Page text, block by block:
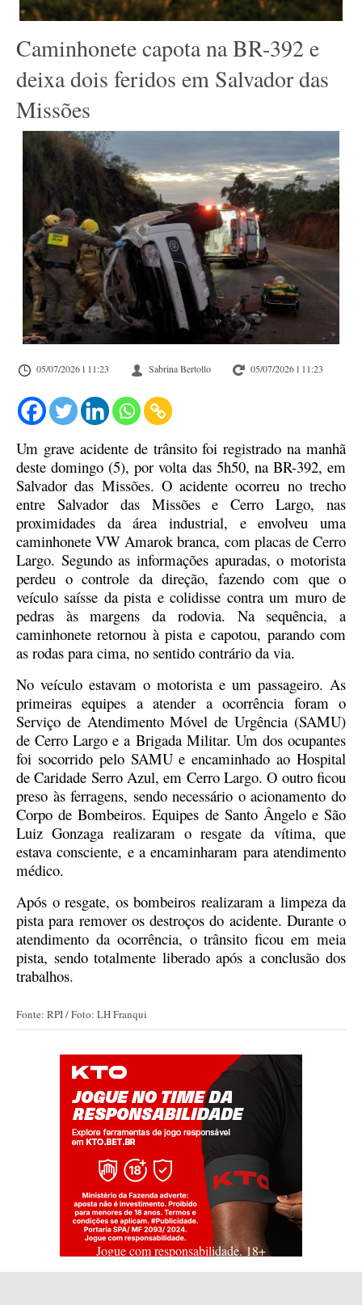
Caminhonete capota na BR-392 e
deixa dois feridos em Salvador das
Missões
05/07/2026 l 11:23 Sabrina Bertollo 05/07/2026 l 11:23
Um grave acidente de trânsito foi registrado na manhã
deste domingo (5), por volta das 5h50, na BR-392, em
Salvador das Missões. O acidente ocorreu no trecho
entre Salvador das Missões e Cerro Largo, nas
proximidades da área industrial, e envolveu uma
caminhonete VW Amarok branca, com placas de Cerro
Largo. Segundo as informações apuradas, o motorista
perdeu o controle da direção, fazendo com que o
veículo saísse da pista e colidisse contra um muro de
pedras às margens da rodovia. Na sequência, a
caminhonete retornou à pista e capotou, parando com
as rodas para cima, no sentido contrário da via.
No veículo estavam o motorista e um passageiro. As
primeiras equipes a atender a ocorrência foram o
Serviço de Atendimento Móvel de Urgência (SAMU)
de Cerro Largo e a Brigada Militar. Um dos ocupantes
foi socorrido pelo SAMU e encaminhado ao Hospital
de Caridade Serro Azul, em Cerro Largo. O outro ficou
preso às ferragens, sendo necessário o acionamento do
Corpo de Bombeiros. Equipes de Santo Ângelo e São
Luiz Gonzaga realizaram o resgate da vítima, que
estava consciente, e a encaminharam para atendimento
médico.
Após o resgate, os bombeiros realizaram a limpeza da
pista para remover os destroços do acidente. Durante o
atendimento da ocorrência, o trânsito ficou em meia
pista, sendo totalmente liberado após a conclusão dos
trabalhos.
Fonte: RPI / Foto: LH Franqui
Jogue com responsabilidade. 18+